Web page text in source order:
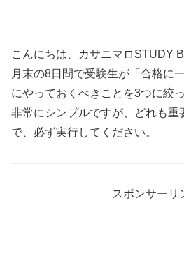
こんにちは、カサニマロSTUDY
月末の8日間で受験生が「合格に
にやっておくべきことを3つに絞
非常にシンプルですが、どれも重
で、必ず実行してください。
スポンサーリ